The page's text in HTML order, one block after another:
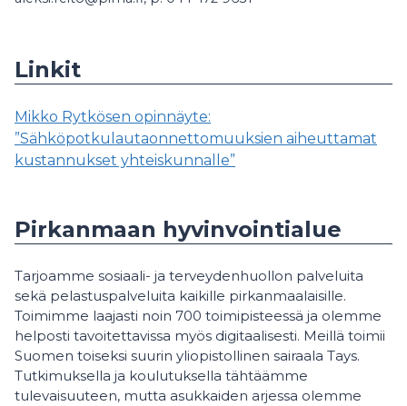
Linkit
Mikko Rytkösen opinnäyte:
”Sähköpotkulautaonnettomuuksien aiheuttamat
kustannukset yhteiskunnalle”
Pirkanmaan hyvinvointialue
Tarjoamme sosiaali- ja terveydenhuollon palveluita
sekä pelastuspalveluita kaikille pirkanmaalaisille.
Toimimme laajasti noin 700 toimipisteessä ja olemme
helposti tavoitettavissa myös digitaalisesti. Meillä toimii
Suomen toiseksi suurin yliopistollinen sairaala Tays.
Tutkimuksella ja koulutuksella tähtäämme
tulevaisuuteen, mutta asukkaiden arjessa olemme